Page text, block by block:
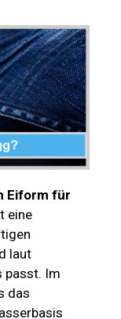
Eiform für
eine
laut
passt. Im
das